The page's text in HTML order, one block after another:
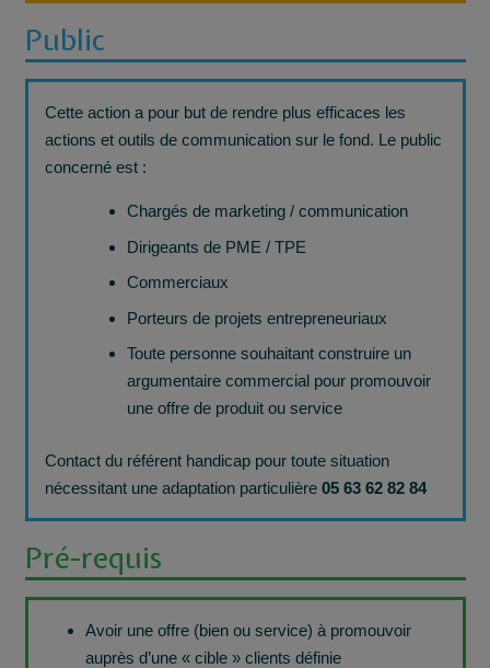
Public
Cette action a pour but de rendre plus efficaces les
actions et outils de communication sur le fond. Le public
concerné est :
Chargés de marketing / communication
Dirigeants de PME / TPE
Commerciaux
Porteurs de projets entrepreneuriaux
Toute personne souhaitant construire un
argumentaire commercial pour promouvoir
une offre de produit ou service
Contact du référent handicap pour toute situation
nécessitant une adaptation particulière 05 63 62 82 84
Pré-requis
Avoir une offre (bien ou service) à promouvoir
auprès d’une « cible » clients définie